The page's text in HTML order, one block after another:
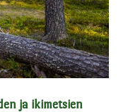
ja ikimetsien